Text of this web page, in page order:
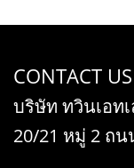
CONTACT US
บริษัท ทวินเอท
20/21 หมู่ 2 ถน